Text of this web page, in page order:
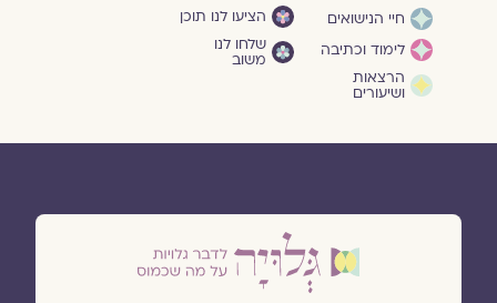
חיי הנישואים
לימוד וכתיבה
הרצאות
ושיעורים
הציעו לנו תוכן
שלחו לנו
משוב